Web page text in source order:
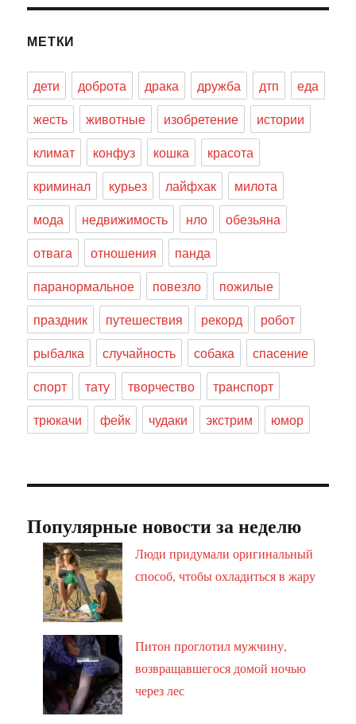
МЕТКИ
дети доброта драка дружба дтп
еда
жесть
животные изобретение
истории
климат
конфуз кошка
красота
криминал
курьез лайфхак
милота
мода
недвижимость нло
обезьяна
отвага
отношения
панда
паранормальное
повезло
пожилые
праздник
путешествия рекорд
робот
рыбалка
случайность собака
спасение
спорт
тату творчество
транспорт
трюкачи
фейк чудаки экстрим юмор
Популярные новости за неделю
Люди придумали оригинальный
способ, чтобы охладиться в жару
Питон проглотил мужчину,
возвращавшегося домой ночью
через лес